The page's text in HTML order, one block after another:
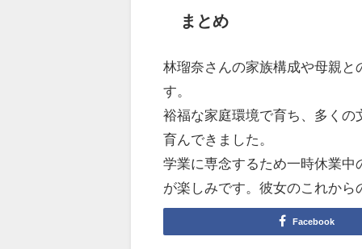
まとめ
林瑠奈さんの家族構成や母親
す。
裕福な家庭環境で育ち、多く
育んできました。
学業に専念するため一時休業
が楽しみです。彼女のこれか
Facebook